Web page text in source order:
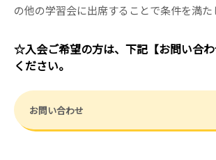
の他の学習会に出席することで条件を満た
☆入会ご希望の方は、下記【お問い合
ください。
お問い合わせ